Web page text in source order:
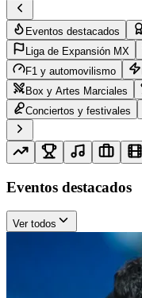
Eventos destacados
Liga de Expansión MX
F1 y automovilismo
Box y Artes Marciales
Conciertos y festivales
Eventos destacados
Ver todos